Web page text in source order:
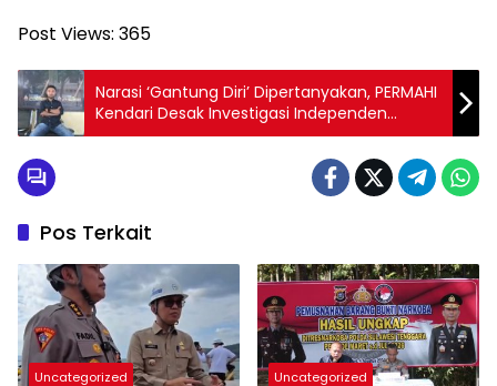
Post Views: 365
Narasi ‘Gantung Diri’ Dipertanyakan, PERMAHI
Kendari Desak Investigasi Independen
Kematian Tahanan BNNP Sultra
Pos Terkait
Uncategorized Uncategorized